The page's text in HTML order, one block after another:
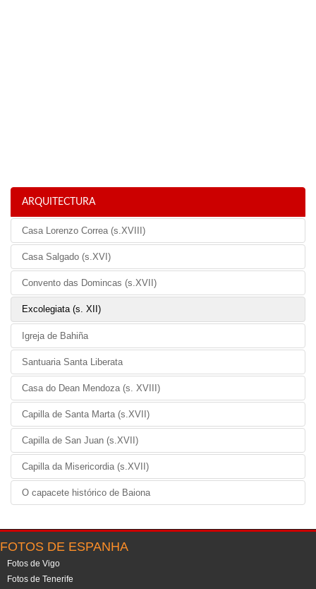
ARQUITECTURA
Casa Lorenzo Correa (s.XVIII)
Casa Salgado (s.XVI)
Convento das Domincas (s.XVII)
Excolegiata (s. XII)
Igreja de Bahiña
Santuaria Santa Liberata
Casa do Dean Mendoza (s. XVIII)
Capilla de Santa Marta (s.XVII)
Capilla de San Juan (s.XVII)
Capilla da Misericordia (s.XVII)
O capacete histórico de Baiona
FOTOS DE ESPANHA
Fotos de Vigo
Fotos de Tenerife